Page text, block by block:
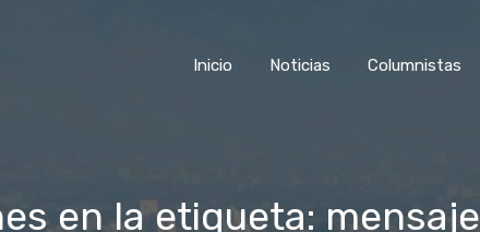
Inicio
Noticias Columnistas
en la etiqueta: mensaje